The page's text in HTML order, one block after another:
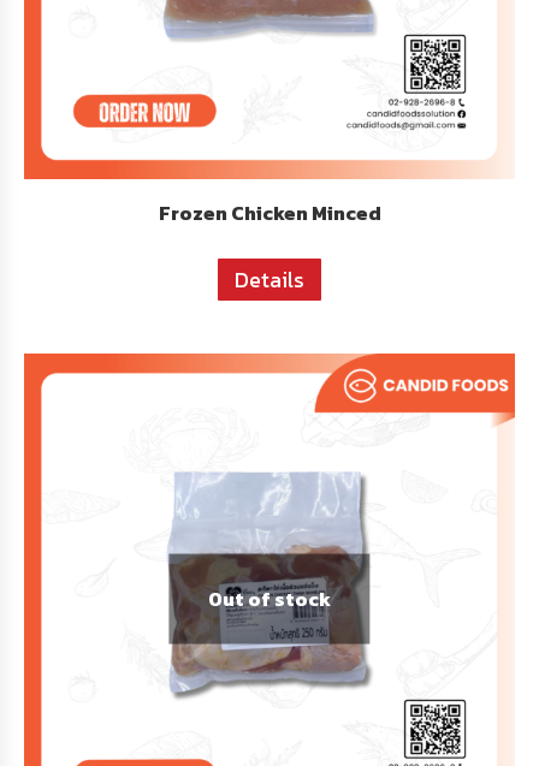
Frozen Chicken Minced
Details
Out of stock